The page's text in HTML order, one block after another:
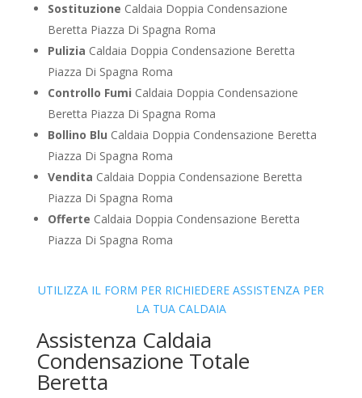
Sostituzione Caldaia Doppia Condensazione
Beretta Piazza Di Spagna Roma
Pulizia Caldaia Doppia Condensazione Beretta
Piazza Di Spagna Roma
Controllo Fumi Caldaia Doppia Condensazione
Beretta Piazza Di Spagna Roma
Bollino Blu Caldaia Doppia Condensazione Beretta
Piazza Di Spagna Roma
Vendita Caldaia Doppia Condensazione Beretta
Piazza Di Spagna Roma
Offerte Caldaia Doppia Condensazione Beretta
Piazza Di Spagna Roma
UTILIZZA IL FORM PER RICHIEDERE ASSISTENZA PER
LA TUA CALDAIA
Assistenza Caldaia
Condensazione Totale
Beretta